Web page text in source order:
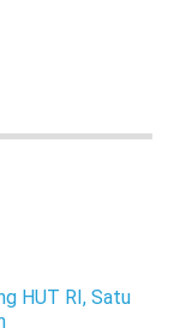
HUT RI, Satu